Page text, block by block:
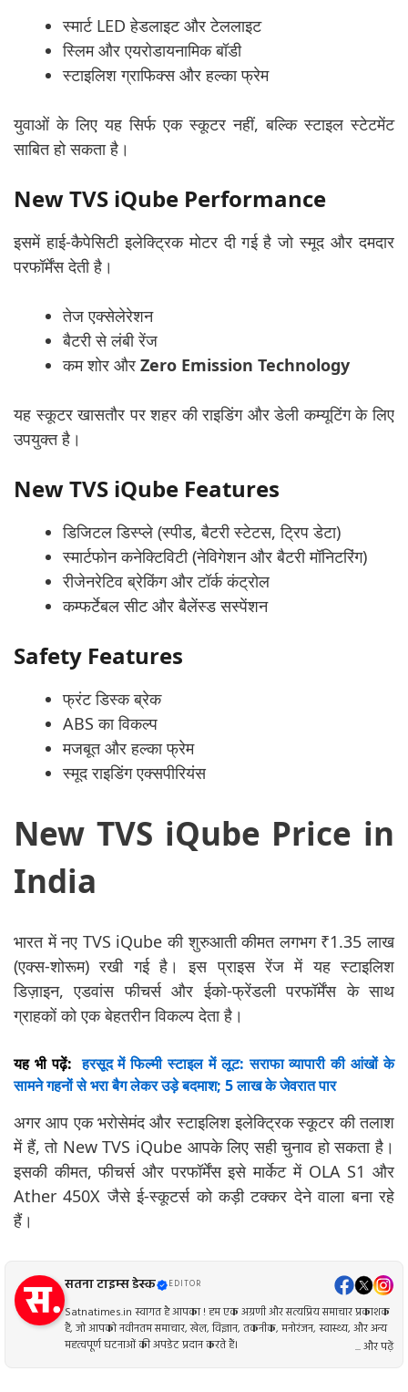
स्मार्ट LED हेडलाइट और टेललाइट
स्लिम और एयरोडायनामिक बॉडी
स्टाइलिश ग्राफिक्स और हल्का फ्रेम
युवाओं के लिए यह सिर्फ एक स्कूटर नहीं, बल्कि स्टाइल स्टेटमेंट
साबित हो सकता है।
New TVS iQube Performance
इसमें हाई-कैपेसिटी इलेक्ट्रिक मोटर दी गई है जो स्मूद और दमदार
परफॉर्मेंस देती है।
तेज एक्सेलेरेशन
बैटरी से लंबी रेंज
कम शोर और Zero Emission Technology
यह स्कूटर खासतौर पर शहर की राइडिंग और डेली कम्यूटिंग के लिए
उपयुक्त है।
New TVS iQube Features
डिजिटल डिस्प्ले (स्पीड, बैटरी स्टेटस, ट्रिप डेटा)
स्मार्टफोन कनेक्टिविटी (नेविगेशन और बैटरी मॉनिटरिंग)
रीजेनरेटिव ब्रेकिंग और टॉर्क कंट्रोल
कम्फर्टेबल सीट और बैलेंस्ड सस्पेंशन
Safety Features
फ्रंट डिस्क ब्रेक
ABS का विकल्प
मजबूत और हल्का फ्रेम
स्मूद राइडिंग एक्सपीरियंस
New TVS iQube Price in
India
भारत में नए TVS iQube की शुरुआती कीमत लगभग ₹1.35 लाख
(एक्स-शोरूम) रखी गई है। इस प्राइस रेंज में यह स्टाइलिश
डिज़ाइन, एडवांस फीचर्स और ईको-फ्रेंडली परफॉर्मेंस के साथ
ग्राहकों को एक बेहतरीन विकल्प देता है।
यह भी पढ़ें: हरसूद में फिल्मी स्टाइल में लूट: सराफा व्यापारी की आंखों के
सामने गहनों से भरा बैग लेकर उड़े बदमाश; 5 लाख के जेवरात पार
अगर आप एक भरोसेमंद और स्टाइलिश इलेक्ट्रिक स्कूटर की तलाश
में हैं, तो New TVS iQube आपके लिए सही चुनाव हो सकता है।
इसकी कीमत, फीचर्स और परफॉर्मेंस इसे मार्केट में OLA S1 और
Ather 450X जैसे ई-स्कूटर्स को कड़ी टक्कर देने वाला बना रहे
हैं।
सतना टाइम्स डेस्क EDITOR
Satnatimes.in स्वागत है आपका ! हम एक अग्रणी और सत्यप्रिय समाचार प्रकाशक
हैं, जो आपको नवीनतम समाचार, खेल, विज्ञान, तकनीक, मनोरंजन, स्वास्थ्य, और अन्य
महत्वपूर्ण घटनाओं की अपडेट प्रदान करते हैं।
... और पढ़ें